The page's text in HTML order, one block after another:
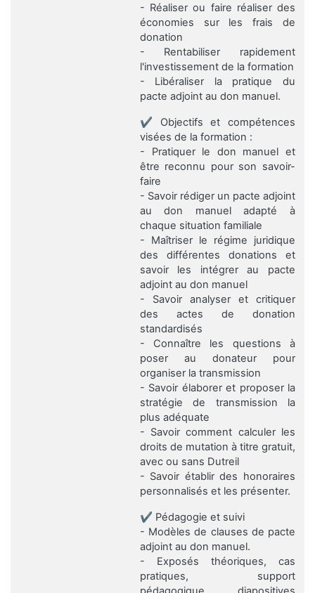
- Réaliser ou faire réaliser des
économies sur les frais de
donation
- Rentabiliser rapidement
l'investissement de la formation
- Libéraliser la pratique du
pacte adjoint au don manuel.
✔️ Objectifs et compétences
visées de la formation :
- Pratiquer le don manuel et
être reconnu pour son savoir-
faire
- Savoir rédiger un pacte adjoint
au don manuel adapté à
chaque situation familiale
- Maîtriser le régime juridique
des différentes donations et
savoir les intégrer au pacte
adjoint au don manuel
- Savoir analyser et critiquer
des actes de donation
standardisés
- Connaître les questions à
poser au donateur pour
organiser la transmission
- Savoir élaborer et proposer la
stratégie de transmission la
plus adéquate
- Savoir comment calculer les
droits de mutation à titre gratuit,
avec ou sans Dutreil
- Savoir établir des honoraires
personnalisés et les présenter.
✔️ Pédagogie et suivi
- Modèles de clauses de pacte
adjoint au don manuel.
- Exposés théoriques, cas
pratiques, support